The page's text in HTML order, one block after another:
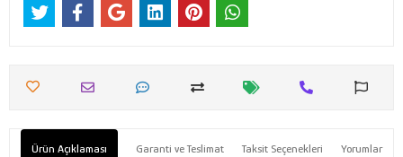
Ürün Açıklaması Garanti ve Teslimat Taksit Seçenekleri Yorumlar